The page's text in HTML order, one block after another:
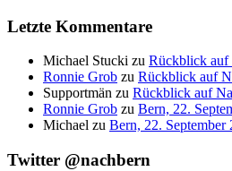
Letzte Kommentare
Michael Stucki zu Rückblick auf
Ronnie Grob zu Rückblick auf
Supportmän zu Rückblick auf
Ronnie Grob zu Bern, 22.
Michael zu Bern, 22.
Twitter @nachbern